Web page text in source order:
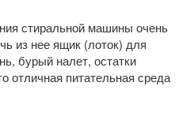
стиральной машины очень
из нее ящик (лоток) для
бурый налет, остатки
отличная питательная среда